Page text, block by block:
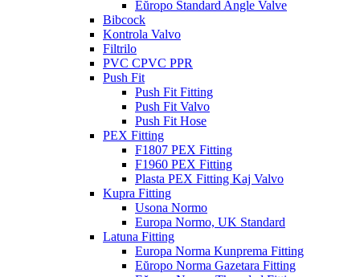
Eŭropo Standard Angle Valve
Bibcock
Kontrola Valvo
Filtrilo
PVC CPVC PPR
Push Fit
Push Fit Fitting
Push Fit Valvo
Push Fit Hose
PEX Fitting
F1807 PEX Fitting
F1960 PEX Fitting
Plasta PEX Fitting Kaj Valvo
Kupra Fitting
Usona Normo
Europa Normo, UK Standard
Latuna Fitting
Europa Norma Kunprema Fitting
Eŭropo Norma Gazetara Fitting